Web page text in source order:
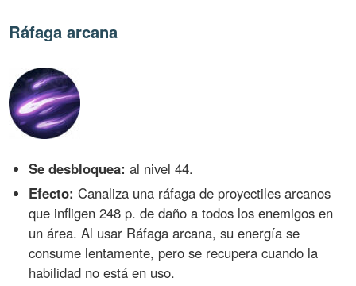
Ráfaga arcana
Se desbloquea: al nivel 44.
Efecto: Canaliza una ráfaga de proyectiles arcanos
que infligen 248 p. de daño a todos los enemigos en
un área. Al usar Ráfaga arcana, su energía se
consume lentamente, pero se recupera cuando la
habilidad no está en uso.